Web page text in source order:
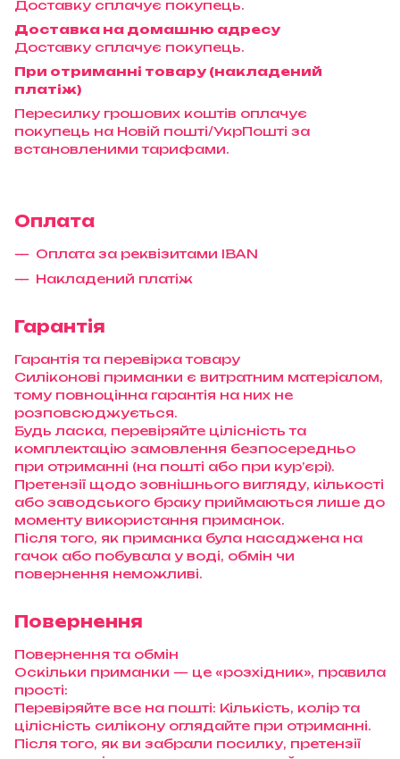
Доставку сплачує покупець.
Доставка на домашню адресу
Доставку сплачує покупець.
При отриманні товару (накладений
платіж)
Пересилку грошових коштів оплачує
покупець на Новій пошті/УкрПошті за
встановленими тарифами.
Оплата
Оплата за реквізитами IBAN
Накладений платіж
Гарантія
Гарантія та перевірка товару
Силіконові приманки є витратним матеріалом,
тому повноцінна гарантія на них не
розповсюджується.
Будь ласка, перевіряйте цілісність та
комплектацію замовлення безпосередньо
при отриманні (на пошті або при кур’єрі).
Претензії щодо зовнішнього вигляду, кількості
або заводського браку приймаються лише до
моменту використання приманок.
Після того, як приманка була насаджена на
гачок або побувала у воді, обмін чи
повернення неможливі.
Повернення
Повернення та обмін
Оскільки приманки — це «розхідник», правила
прості:
Перевіряйте все на пошті: Кількість, колір та
цілісність силікону оглядайте при отриманні.
Після того, як ви забрали посилку, претензії